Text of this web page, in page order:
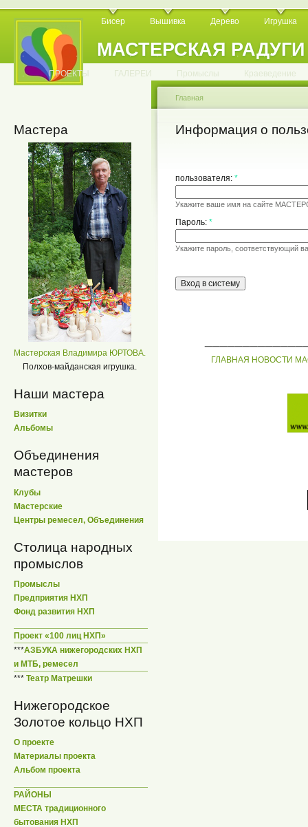
МАСТЕРСКАЯ РАДУГИ
Бисер Вышивка Дерево Игрушка
. . . . . . . . . . .
. ПРОЕКТЫ ГАЛЕРЕИ Промыслы Краеведение
Мастера
Мастерская Владимира ЮРТОВА.
Полхов-майданская игрушка.
Наши мастера
Визитки
Альбомы
Объединения
мастеров
Клубы
Мастерские
Центры ремесел, Объединения
Столица народных
промыслов
Промыслы
Предприятия НХП
Фонд развития НХП
Проект «100 лиц НХП»
***АЗБУКА нижегородских НХП
и МТБ, ремесел
*** Театр Матрешки
Нижегородское
Золотое кольцо НХП
О проекте
Материалы проекта
Альбом проекта
РАЙОНЫ
МЕСТА традиционного
бытования НХП
Главная
Информация о
пользователя: *
Укажите ваше имя на сайте
Пароль: *
Укажите пароль, соответствующий
ГЛАВНАЯ НОВОСТИ